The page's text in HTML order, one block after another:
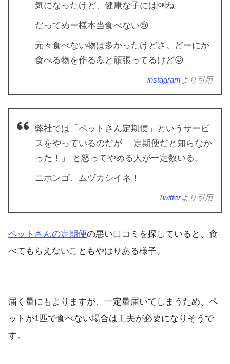
気になったけど、健康な子には🆗ね
だってめー様本当食べない😢
元々食べない物は多かったけどさ。どーにか
食べる物を作る💪と頑張ってるけど😖
instagram より引用
弊社では「ペットさん定期便」というサービ
スをやっているのだが 「定期便だと知らなか
った！」 と怒ってやめる人が一定数いる。
ニホンゴ、ムヅカシイネ！
Twitterより引用
ペットさんの定期便の悪い口コミを探していると、食
べてもらえないこともやはりある様子。
届く量にもよりますが、一定量届いてしまうため、ペ
ットが1匹で食べない場合は工夫が必要になりそうで
す。